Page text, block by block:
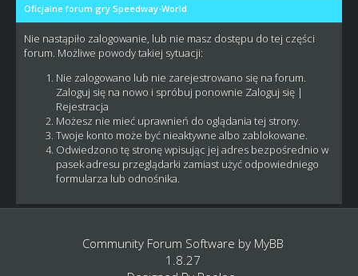
Oficjalne forum gry Speedway-World
Nie nastąpiło zalogowanie, lub nie masz dostępu do tej części
forum. Możliwe powody takiej sytuacji:
Nie zalogowano lub nie zarejestrowano się na forum.
Zaloguj się na nowo i spróbuj ponownie Zaloguj się|
Rejestracja
Możesz nie mieć uprawnień do oglądania tej strony.
Twoje konto może być nieaktywne albo zablokowane.
Odwiedzono tę stronę wpisując jej adres bezpośrednio w
pasek adresu przeglądarki zamiast użyć odpowiedniego
formularza lub odnośnika.
Community Forum Software by MyBB
1.8.27